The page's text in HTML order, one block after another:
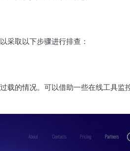
采取以下步骤进行排查：
载的情况。可以借助一些在线工具监